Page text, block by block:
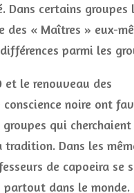
certains groupes
des « Maîtres » eux-
parmi les
et le renouveau des
noire ont
qui cherchaient
tradition. Dans les
de capoeira se
dans le monde.